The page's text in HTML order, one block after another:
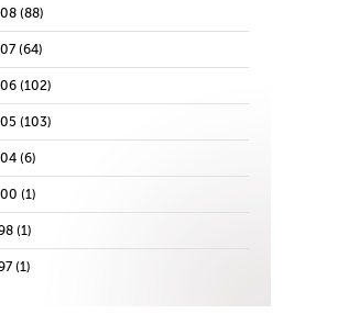
(88)
(64)
(102)
(103)
(6)
(1)
(1)
(1)